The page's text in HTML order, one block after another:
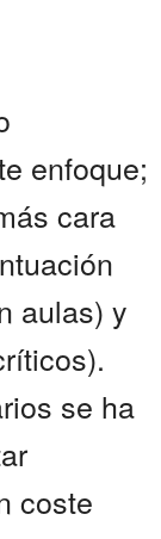
enfoque;
cara
aulas) y
se ha
coste